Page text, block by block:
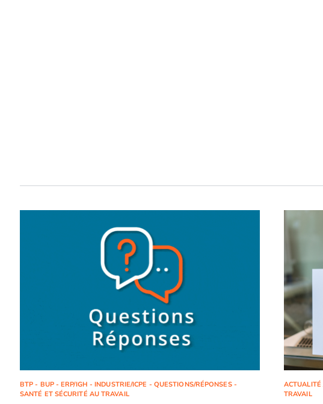
BTP - BUP - ERP/IGH - INDUSTRIE/ICPE - QUESTIONS/RÉPONSES -
SANTÉ ET SÉCURITÉ AU TRAVAIL
ACTUALITÉ
TRAVAIL